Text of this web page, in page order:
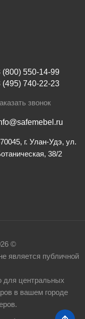
(800) 550-14-99
(495) 740-22-23
звонок
г. Улан-Удэ, ул.
38/2
©
является публичной
для центральных
в вашем городе